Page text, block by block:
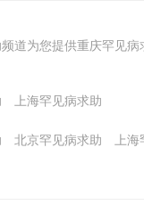
道为您提供重庆罕见
上海罕见病求助
北京罕见病求助 上海